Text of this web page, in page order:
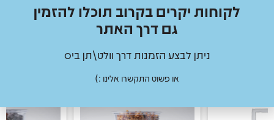
מוצרים נוספים
לקוחות יקרים בקרוב תוכלו להזמין
גם דרך האתר
ניתן לבצע הזמנות דרך וולט\תן ביס
או פשוט התקשרו אלינו :)